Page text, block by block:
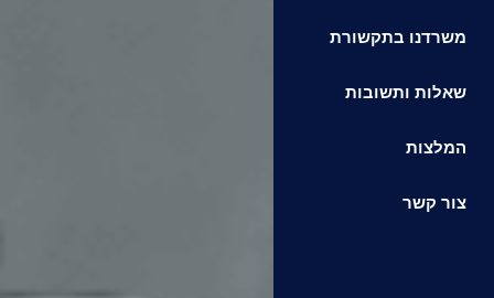
משרדנו בתקשורת
שאלות ותשובות
המלצות
צור קשר